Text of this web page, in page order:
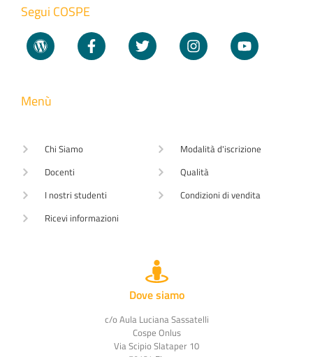
Segui COSPE
Menù
Chi Siamo
Docenti
I nostri studenti
Ricevi informazioni
Modalità d'iscrizione
Qualità
Condizioni di vendita
Dove siamo
c/o Aula Luciana Sassatelli
Cospe Onlus
Via Scipio Slataper 10